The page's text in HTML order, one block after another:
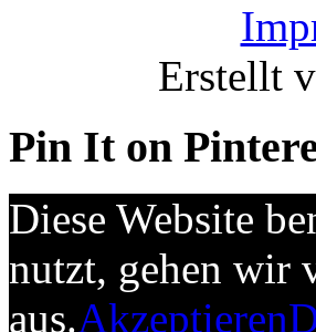
Erstellt
Pin It on
Diese Website
nutzt, gehen wir
aus.Akzeptieren